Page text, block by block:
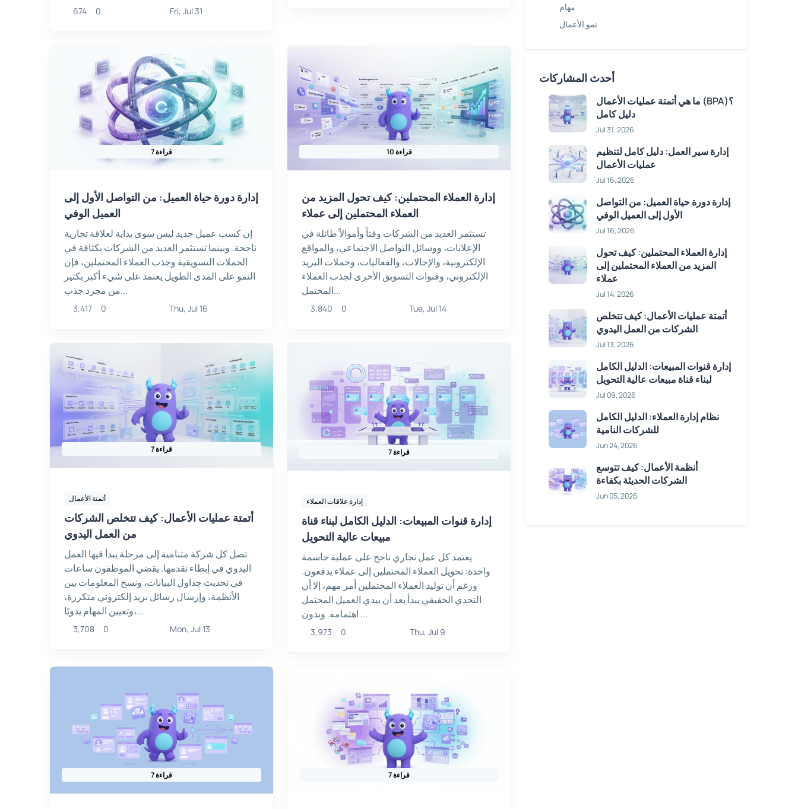
674 0 Fri, Jul 31
7 قراءة
إدارة دورة حياة العميل: من التواصل الأول إلى
العميل الوفي
إن كسب عميل جديد ليس سوى بداية لعلاقة تجارية
ناجحة. وبينما تستثمر العديد من الشركات بكثافة في
الحملات التسويقية وجذب العملاء المحتملين، فإن
النمو على المدى الطويل يعتمد على شيء أكبر بكثير
من مجرد جذب...
3,417 0 Thu, Jul 16
10 قراءة
إدارة العملاء المحتملين: كيف تحول المزيد من
العملاء المحتملين إلى عملاء
تستثمر العديد من الشركات وقتاً وأموالاً طائلة في
الإعلانات، ووسائل التواصل الاجتماعي، والمواقع
الإلكترونية، والإحالات، والفعاليات، وحملات البريد
الإلكتروني، وقنوات التسويق الأخرى لجذب العملاء
المحتمل...
3,840 0 Tue, Jul 14
7 قراءة
أتمتة الأعمال
أتمتة عمليات الأعمال: كيف تتخلص الشركات
من العمل اليدوي
تصل كل شركة متنامية إلى مرحلة يبدأ فيها العمل
اليدوي في إبطاء تقدمها. يقضي الموظفون ساعات
في تحديث جداول البيانات، ونسخ المعلومات بين
الأنظمة، وإرسال رسائل بريد إلكتروني متكررة،
وتعيين المهام يدويًا،...
3,708 0 Mon, Jul 13
7 قراءة
إدارة علاقات العملاء
إدارة قنوات المبيعات: الدليل الكامل لبناء قناة
مبيعات عالية التحويل
يعتمد كل عمل تجاري ناجح على عملية حاسمة
واحدة: تحويل العملاء المحتملين إلى عملاء يدفعون.
ورغم أن توليد العملاء المحتملين أمر مهم، إلا أن
التحدي الحقيقي يبدأ بعد أن يبدي العميل المحتمل
اهتمامه. وبدون ...
3,973 0 Thu, Jul 9
7 قراءة 7 قراءة
مهام
نمو الأعمال
أحدث المشاركات
ما هي أتمتة عمليات الأعمال (BPA)؟
دليل كامل
Jul 31, 2026
إدارة سير العمل: دليل كامل لتنظيم
عمليات الأعمال
Jul 16, 2026
إدارة دورة حياة العميل: من التواصل
الأول إلى العميل الوفي
Jul 16, 2026
إدارة العملاء المحتملين: كيف تحول
المزيد من العملاء المحتملين إلى
عملاء
Jul 14, 2026
أتمتة عمليات الأعمال: كيف تتخلص
الشركات من العمل اليدوي
Jul 13, 2026
إدارة قنوات المبيعات: الدليل الكامل
لبناء قناة مبيعات عالية التحويل
Jul 09, 2026
نظام إدارة العملاء: الدليل الكامل
للشركات النامية
Jun 24, 2026
أنظمة الأعمال: كيف تتوسع
الشركات الحديثة بكفاءة
Jun 05, 2026